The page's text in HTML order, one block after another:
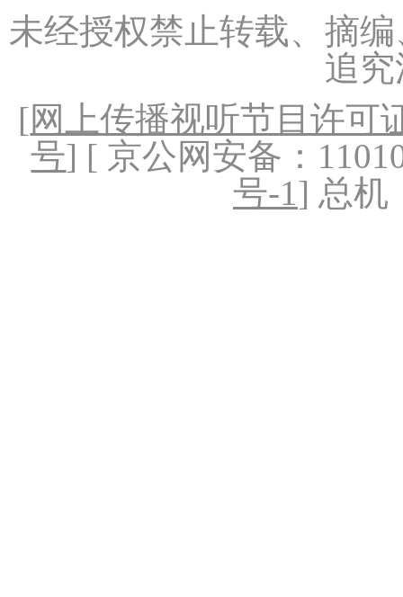
未经授权禁止转载、摘
追
[网上传播视听节目许可
号] [ 京公网安备：
号-1] 总机